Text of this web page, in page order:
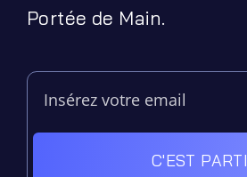
Portée de Main.
C'EST PARTI